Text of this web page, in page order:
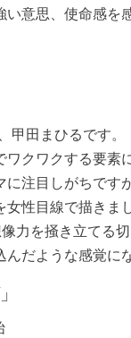
意思、使命感を
田まひるです。
クワクする要素
注目しがちです
性目線で描きまし
力を掻き立てる
だような感覚に